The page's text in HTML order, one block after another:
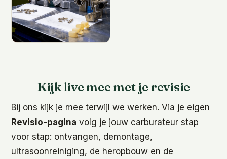
Kijk live mee met je revisie
Bij ons kijk je mee terwijl we werken. Via je eigen
Revisio-pagina volg je jouw carburateur stap
voor stap: ontvangen, demontage,
ultrasoonreiniging, de heropbouw en de